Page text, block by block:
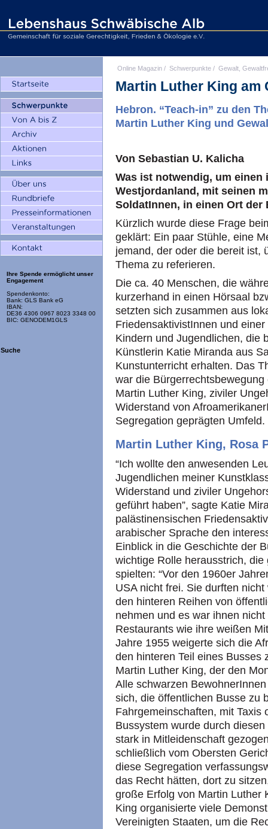
Ihre Spende ermöglicht unser
Engagement
Spendenkonto:
Bank: GLS Bank eG
IBAN:
DE36 4306 0967 8023 3348 00
BIC: GENODEM1GLS
Suche
Online Magazin / Schwerpunkte / Gewalt,
Martin Luther King am
Hebron. “Teach-in” zu den
Martin Luther King und
Von Sebastian U. Kalicha
Was ist notwendig, um
Westjordanland, mit seinen
SoldatInnen, in einen Ort
Kürzlich wurde diese Frage
geklärt: Ein paar Stühle, eine
jemand, der oder die bereit ist,
Thema zu referieren.
Die ca. 40 Menschen, die
kurzerhand in einen Hörsaal
setzten sich zusammen aus
FriedensaktivistInnen und
Kindern und Jugendlichen, die
Künstlerin Katie Miranda aus
Kunstunterricht erhalten. Das
war die
Martin Luther King, ziviler
Widerstand von
Segregation geprägten Umfeld.
Martin Luther King, Rosa
“Ich wollte den anwesenden
Jugendlichen meiner
Widerstand und ziviler
geführt haben”, sagte Katie
palästinensischen
arabischer Sprache den
Einblick in die Geschichte der
wichtige Rolle herausstrich,
spielten: “Vor den 1960er
USA nicht frei. Sie durften
den hinteren Reihen von
nehmen und es war ihnen
Restaurants wie ihre weißen
Jahre 1955 weigerte sich die
den hinteren Teil eines Busses
Martin Luther King, der den
Alle schwarzen
sich, die öffentlichen Busse zu
Fahrgemeinschaften, mit Taxis
Bussystem wurde durch
stark in Mitleidenschaft
schließlich vom Obersten
diese Segregation
das Recht hätten, dort zu
große Erfolg von Martin
King organisierte viele
Vereinigten Staaten, um die